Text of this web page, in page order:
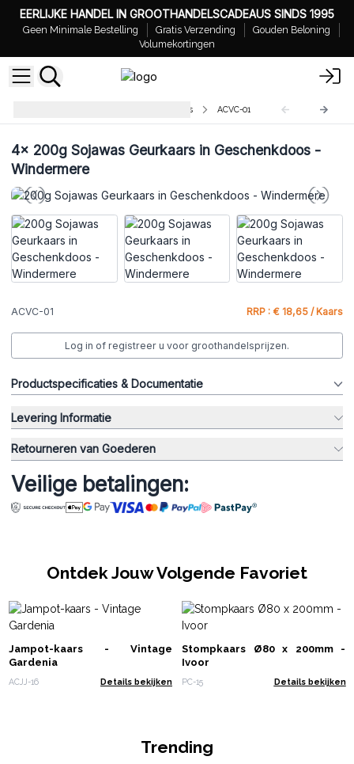
EERLIJKE HANDEL IN GROOTHANDELSCADEAUS SINDS 1995
Geen Minimale Bestelling Gratis Verzending
Gouden Beloning
Volumekortingen
Soyawas Votiefkaarsen in een Glas ACVC-01
4x 200g Sojawas Geurkaars in Geschenkdoos -
Windermere
ACVC-01 RRP : € 18,65 / Kaars
Log in of registreer u voor groothandelsprijzen.
Productspecificaties & Documentatie
Levering Informatie
Retourneren van Goederen
Veilige betalingen:
Ontdek Jouw Volgende Favoriet
Jampot-kaars - Vintage
Gardenia
ACJJ-16 Details bekijken
Stompkaars Ø80 x 200mm -
Ivoor
PC-15 Details bekijken
Trending